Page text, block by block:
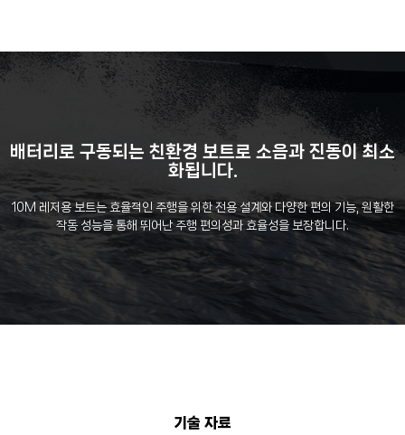
배터리로 구동되는 친환경 보트로 소음과 진동이 최소
화됩니다.
10M 레저용 보트는 효율적인 주행을 위한 전용 설계와 다양한 편의 기능, 원활한
작동 성능을 통해 뛰어난 주행 편의성과 효율성을 보장합니다.
기술 자료